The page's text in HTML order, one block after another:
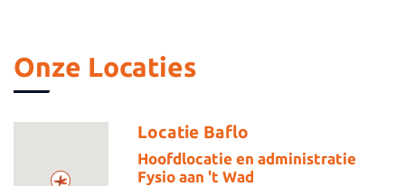
Onze Locaties
Locatie Baflo
Hoofdlocatie en administratie
Fysio aan 't Wad